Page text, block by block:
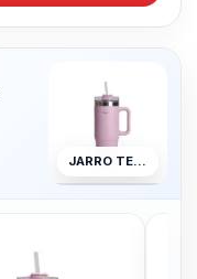
JARRO TERMICO